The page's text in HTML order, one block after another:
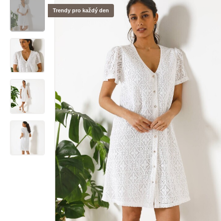
Trendy pro každý den